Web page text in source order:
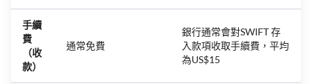
手續
費
（收
款）
通常免費
銀行通常會對SWIFT 存
入款項收取手續費，平均
為US$15